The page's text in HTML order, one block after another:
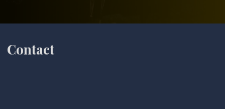
Contact